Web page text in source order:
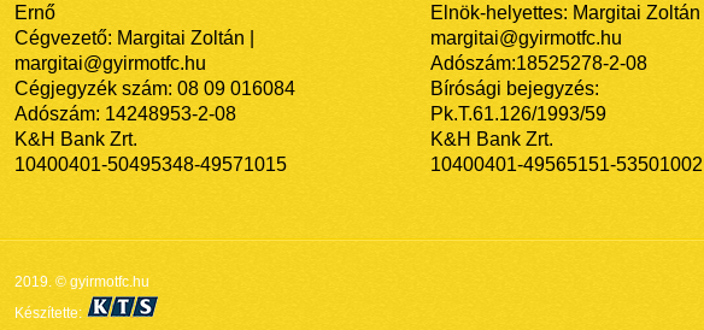
Ernő
Cégvezető: Margitai Zoltán |
margitai@gyirmotfc.hu
Cégjegyzék szám: 08 09 016084
Adószám: 14248953-2-08
K&H Bank Zrt.
10400401-50495348-49571015
Elnök-helyettes: Margitai Zoltán |
margitai@gyirmotfc.hu
Adószám:18525278-2-08
Bírósági bejegyzés:
Pk.T.61.126/1993/59
K&H Bank Zrt.
10400401-49565151-53501002
2019. © gyirmotfc.hu
Készítette: